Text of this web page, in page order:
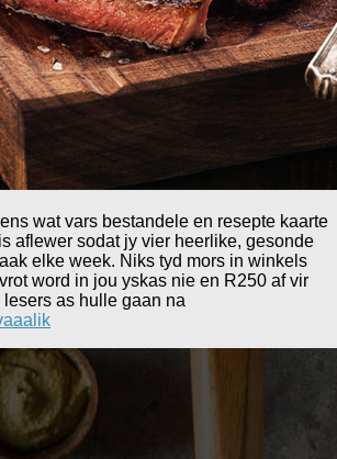
wat vars bestandele en resepte kaarte
aflewer sodat jy vier heerlike, gesonde
elke week. Niks tyd mors in winkels
word in jou yskas nie en R250 af vir
as hulle gaan na